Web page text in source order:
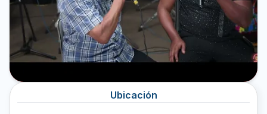
Ubicación